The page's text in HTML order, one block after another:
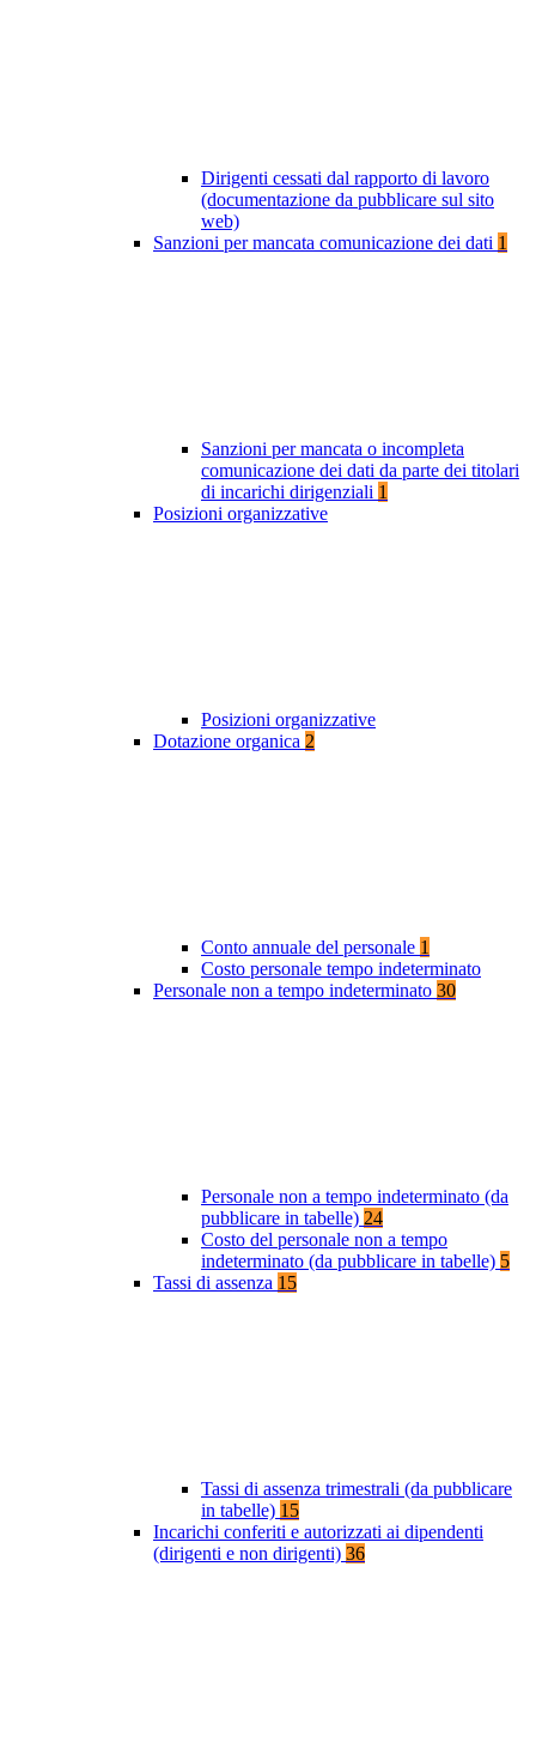
Dirigenti cessati dal rapporto di lavoro
(documentazione da pubblicare sul sito
web)
Sanzioni per mancata comunicazione dei dati 1
Sanzioni per mancata o incompleta
comunicazione dei dati da parte dei titolari
di incarichi dirigenziali 1
Posizioni organizzative
Posizioni organizzative
Dotazione organica 2
Conto annuale del personale 1
Costo personale tempo indeterminato
Personale non a tempo indeterminato 30
Personale non a tempo indeterminato (da
pubblicare in tabelle) 24
Costo del personale non a tempo
indeterminato (da pubblicare in tabelle) 5
Tassi di assenza 15
Tassi di assenza trimestrali (da pubblicare
in tabelle) 15
Incarichi conferiti e autorizzati ai dipendenti
(dirigenti e non dirigenti) 36